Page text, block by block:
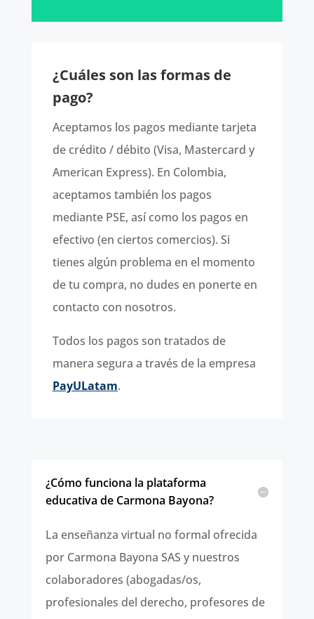
¿Cuáles son las formas de
pago?
Aceptamos los pagos mediante tarjeta
de crédito / débito (Visa, Mastercard y
American Express). En Colombia,
aceptamos también los pagos
mediante PSE, así como los pagos en
efectivo (en ciertos comercios). Si
tienes algún problema en el momento
de tu compra, no dudes en ponerte en
contacto con nosotros.
Todos los pagos son tratados de
manera segura a través de la empresa
PayULatam.
¿Cómo funciona la plataforma
educativa de Carmona Bayona?
La enseñanza virtual no formal ofrecida
por Carmona Bayona SAS y nuestros
colaboradores (abogadas/os,
profesionales del derecho, profesores de